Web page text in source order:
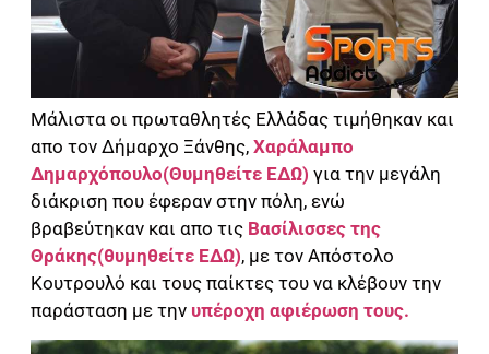
Μάλιστα οι πρωταθλητές Ελλάδας τιμήθηκαν και
απο τον Δήμαρχο Ξάνθης, Χαράλαμπο
Δημαρχόπουλο(Θυμηθείτε ΕΔΩ) για την μεγάλη
διάκριση που έφεραν στην πόλη, ενώ
βραβεύτηκαν και απο τις Βασίλισσες της
Θράκης(θυμηθείτε ΕΔΩ), με τον Απόστολο
Κουτρουλό και τους παίκτες του να κλέβουν την
παράσταση με την υπέροχη αφιέρωση τους.